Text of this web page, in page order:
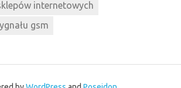
internetowych
gsm